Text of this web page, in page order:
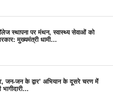
स्थापना पर मंथन, स्वास्थ्य सेवाओं को
मुख्यमंत्री धामी…
जन-जन के द्वार’ अभियान के दूसरे चरण में